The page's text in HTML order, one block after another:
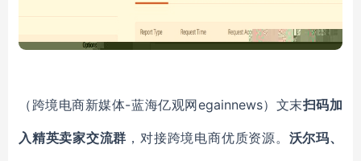
（跨境电商新媒体-蓝海亿观网egainnews）文末扫码加
入精英卖家交流群 ，对接跨境电商优质资源。 沃尔玛、